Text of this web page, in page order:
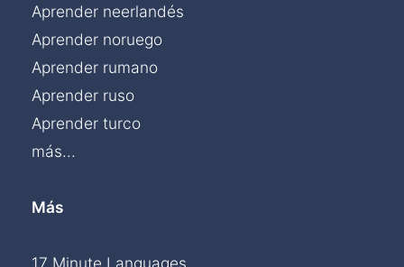
Aprender neerlandés
Aprender noruego
Aprender rumano
Aprender ruso
Aprender turco
más...
Más
17 Minute Languages